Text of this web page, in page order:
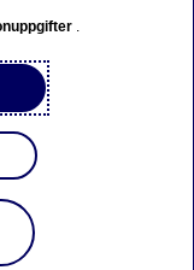
.